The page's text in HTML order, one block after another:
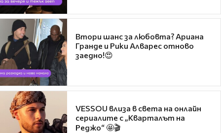
Втори шанс за любовта? Ариана
Гранде и Рики Алварес отново
заедно!😍
VESSOU влиза в света на онлайн
сериалите с „Кварталът на
Реджо“ 🤩🎬